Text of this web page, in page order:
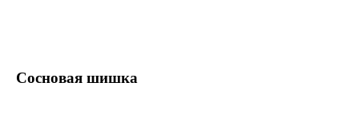
Сосновая шишка